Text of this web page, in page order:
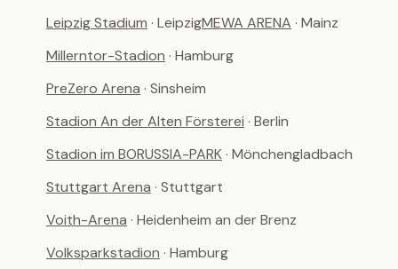
Leipzig Stadium · LeipzigMEWA ARENA · Mainz
Millerntor-Stadion · Hamburg
PreZero Arena · Sinsheim
Stadion An der Alten Försterei · Berlin
Stadion im BORUSSIA-PARK· Mönchengladbach
Stuttgart Arena · Stuttgart
Voith-Arena · Heidenheim an der Brenz
Volksparkstadion · Hamburg